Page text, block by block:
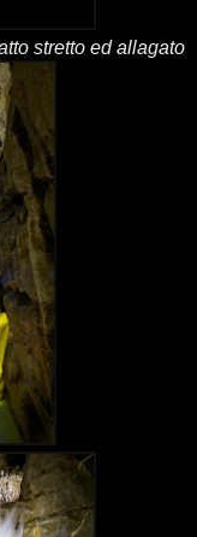
stretto ed allagato